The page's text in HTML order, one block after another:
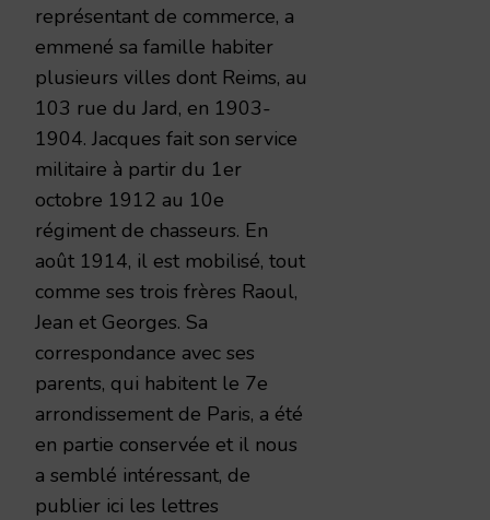
représentant de commerce, a
emmené sa famille habiter
plusieurs villes dont Reims, au
103 rue du Jard, en 1903-
1904. Jacques fait son service
militaire à partir du 1er
octobre 1912 au 10e
régiment de chasseurs. En
août 1914, il est mobilisé, tout
comme ses trois frères Raoul,
Jean et Georges. Sa
correspondance avec ses
parents, qui habitent le 7e
arrondissement de Paris, a été
en partie conservée et il nous
a semblé intéressant, de
publier ici les lettres